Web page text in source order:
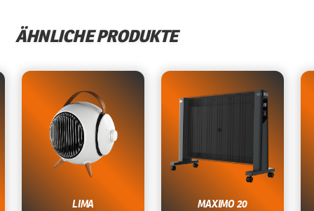
ÄHNLICHE PRODUKTE
LIMA MAXIMO 20